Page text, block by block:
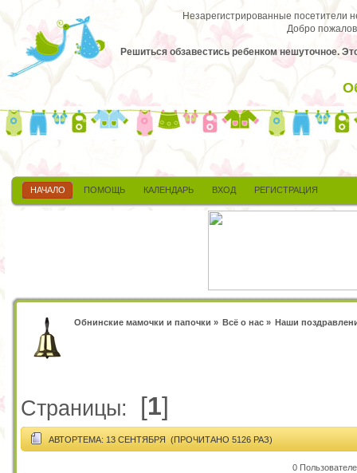
Незарегистрированные посетители
Добро
Решиться обзавестись ребенком нешуточное.
НАЧАЛО ПОМОЩЬ КАЛЕНДАРЬ ВХОД РЕГИСТРАЦИЯ
Обнинские мамочки и папочки » Всё о нас» Наши
Страницы: [1]
АВТОРТЕМА: 13 СЕНТЯБРЯ (ПРОЧИТАНО 5126 РАЗ)
0